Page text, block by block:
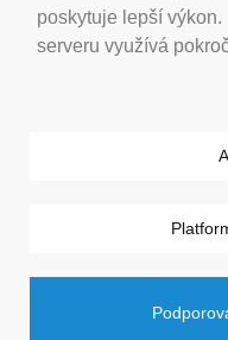
poskytuje lepší
serveru využívá